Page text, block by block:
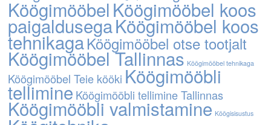
KöögimööbelKöögimööbel koos
paigaldusegaKöögimööbel koos
tehnikagaKöögimööbel otse tootjalt
Köögimööbel Tallinnas Köögimööbel tehnikaga
Köögimööbel Teie kööki Köögimööbli
tellimine Köögimööbli tellimine Tallinnas
Köögimööbli valmistamine Köögisisustus